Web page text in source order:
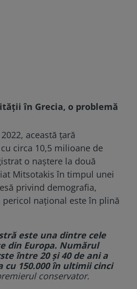
în Grecia, o problemă
această ţară
circa 10,5 milioane de
o naştere la două
Mitsotakis în timpul unei
privind demografia,
pericol naţional este în plină
este una dintre cele
din Europa. Numărul
între 20 şi 40 de ani a
cu 150.000 în ultimii cinci
conservator.